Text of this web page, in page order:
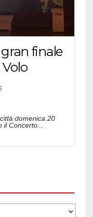
finale
domenica 20
Concerto...